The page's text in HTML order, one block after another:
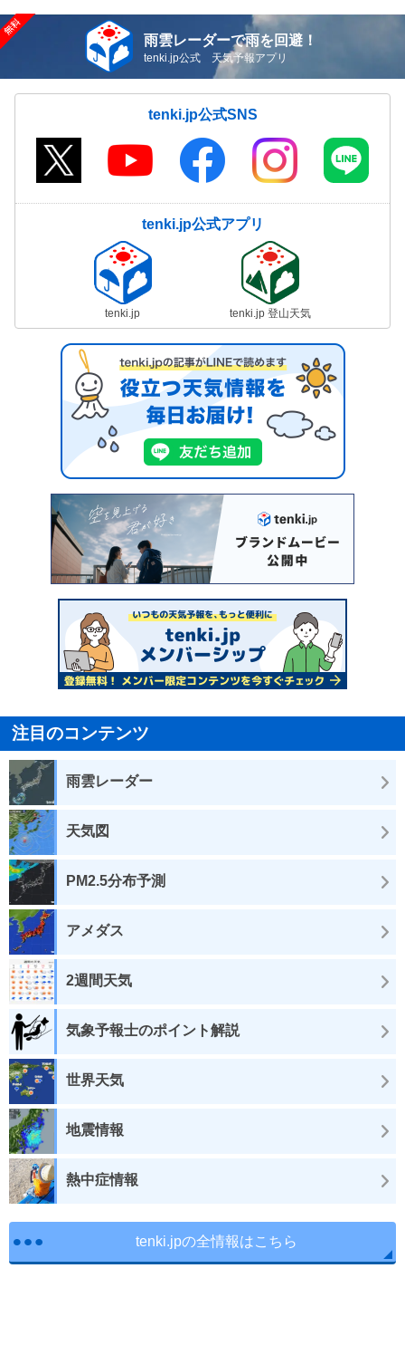
雨雲レーダーで雨を回避！
tenki.jp公式 天気予報アプリ
tenki.jp公式SNS
tenki.jp公式アプリ
tenki.jp tenki.jp 登山天気
注目のコンテンツ
雨雲レーダー
天気図
PM2.5分布予測
アメダス
2週間天気
気象予報士のポイント解説
世界天気
地震情報
熱中症情報
tenki.jpの全情報はこちら